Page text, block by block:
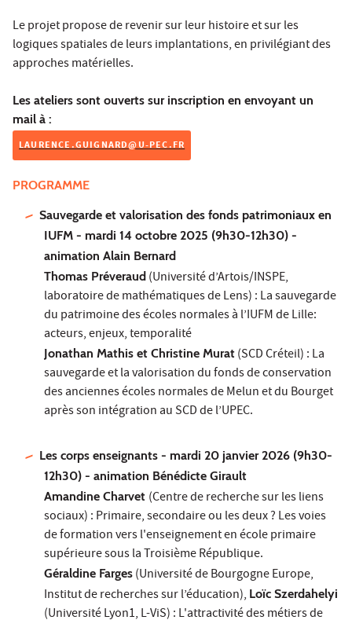
Le projet propose de revenir sur leur histoire et sur les
logiques spatiales de leurs implantations, en privilégiant des
approches matérielles.
Les ateliers sont ouverts sur inscription en envoyant un
mail à :
LAURENCE.GUIGNARD@U-PEC.FR
PROGRAMME
Sauvegarde et valorisation des fonds patrimoniaux en
IUFM - mardi 14 octobre 2025 (9h30-12h30) -
animation Alain Bernard
Thomas Préveraud (Université d’Artois/INSPE,
laboratoire de mathématiques de Lens) : La sauvegarde
du patrimoine des écoles normales à l’IUFM de Lille:
acteurs, enjeux, temporalité
Jonathan Mathis et Christine Murat (SCD Créteil) : La
sauvegarde et la valorisation du fonds de conservation
des anciennes écoles normales de Melun et du Bourget
après son intégration au SCD de l’UPEC.
Les corps enseignants - mardi 20 janvier 2026 (9h30-
12h30) - animation Bénédicte Girault
Amandine Charvet (Centre de recherche sur les liens
sociaux) : Primaire, secondaire ou les deux ? Les voies
de formation vers l'enseignement en école primaire
supérieure sous la Troisième République.
Géraldine Farges (Université de Bourgogne Europe,
Institut de recherches sur l’éducation), Loïc Szerdahelyi
(Université Lyon1, L-ViS) : L'attractivité des métiers de